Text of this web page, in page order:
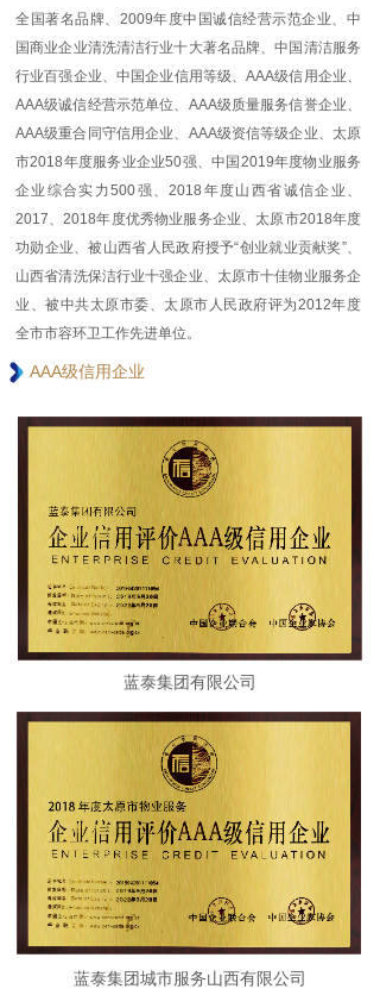
全国著名品牌、2009年度中国诚信经营示范企业、中
国商业企业清洗清洁行业十大著名品牌、中国清洁服务
行业百强企业、中国企业信用等级、AAA级信用企业、
AAA级诚信经营示范单位、AAA级质量服务信誉企业、
AAA级重合同守信用企业、AAA级资信等级企业、太原
市2018年度服务业企业50强、中国2019年度物业服务
企业综合实力500强、2018年度山西省诚信企业、
2017、2018年度优秀物业服务企业、太原市2018年度
功勋企业、被山西省人民政府授予“创业就业贡献奖”、
山西省清洗保洁行业十强企业、太原市十佳物业服务企
业、被中共太原市委、太原市人民政府评为2012年度
全市市容环卫工作先进单位。
AAA级信用企业
蓝泰集团有限公司
蓝泰集团城市服务山西有限公司